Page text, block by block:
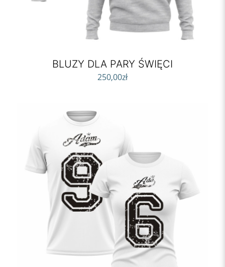
BLUZY DLA PARY ŚWIĘCI
250,00zł